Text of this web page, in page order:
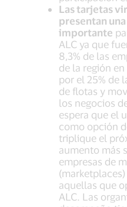
Las tarjetas
presentan
importante
ALC ya que
8,3% de las
de la región
por el 25% de
de flotas y
los negocios
espera que el
como opción
triplique el
aumento más
empresas de
aquellas que
ALC. Las